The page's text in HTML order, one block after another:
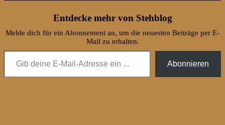
Entdecke mehr von Stehblog
Melde dich für ein Abonnement an, um die neuesten Beiträge per E-
Mail zu erhalten.
Gib deine E-Mail-Adresse ein ...
Abonnieren